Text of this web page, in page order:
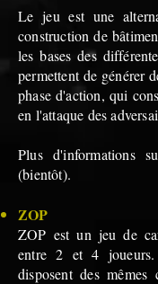
Le jeu est une
construction de
les bases des
permettent de générer
phase d'action, qui
en l'attaque des
Plus d'informations
(bientôt).
ZOP
ZOP est un jeu de
entre 2 et 4
disposent des